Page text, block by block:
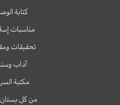
كتابة
مناسبات
تحقيقات
آداب
مكتبة
من كل